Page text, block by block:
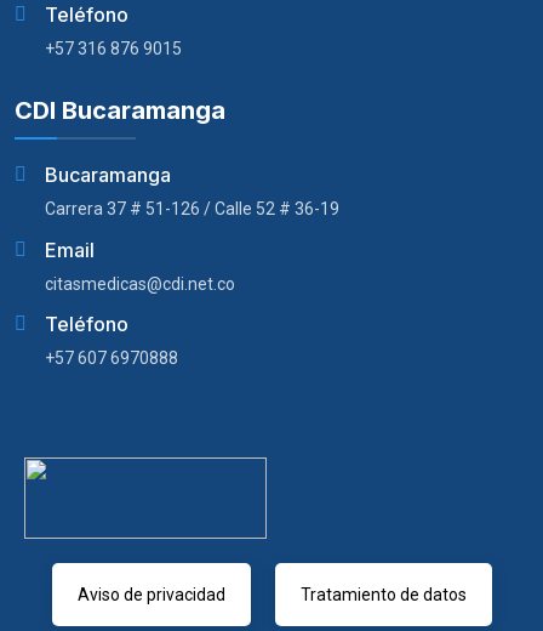
Teléfono
+57 316 876 9015
CDI Bucaramanga
Bucaramanga
Carrera 37 # 51-126 / Calle 52 # 36-19
Email
citasmedicas@cdi.net.co
Teléfono
+57 607 6970888
Aviso de privacidad Tratamiento de datos